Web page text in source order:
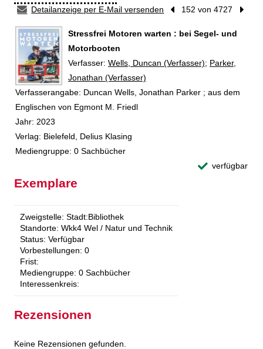
Detailanzeige per E-Mail versenden
Vorheriger Treffer
152 von 4727
Stressfrei Motoren warten : bei Segel- und
Motorbooten
Verfasser: Suche nach diesem Verfasser
Wells, Duncan (Verfasser); Parker,
Jonathan (Verfasser)
Verfasserangabe: Duncan Wells, Jonathan Parker ; aus dem
Englischen von Egmont M. Friedl
Jahr: 2023
Verlag: Bielefeld, Delius Klasing
Mediengruppe: 0 Sachbücher
verfügbar
Exemplare
Zweigstelle: Stadt:Bibliothek
Standorte: Wkk4 Wel / Natur und Technik
Status: Verfügbar
Vorbestellungen: 0
Frist:
Mediengruppe: 0 Sachbücher
Interessenkreis:
Rezensionen
Keine Rezensionen gefunden.